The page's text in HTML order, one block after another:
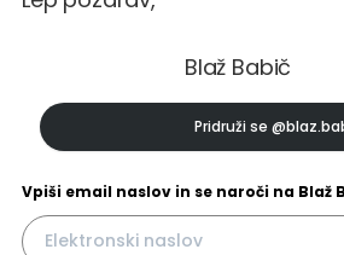
Blaž Babič
Pridruži se
Vpiši email naslov in se naroči na Blaž